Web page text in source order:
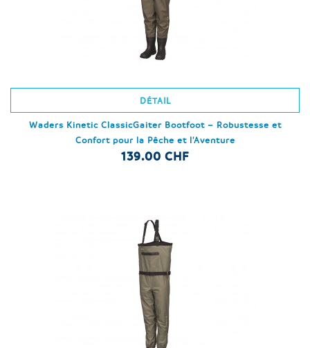
DÉTAIL
Waders Kinetic ClassicGaiter Bootfoot – Robustesse et
Confort pour la Pêche et l'Aventure
139.00 CHF